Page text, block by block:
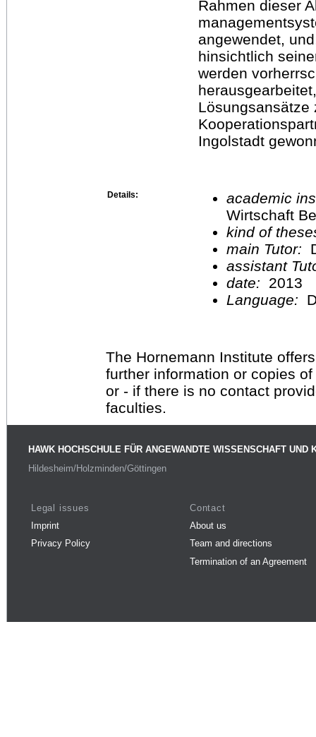
Rahmen dieser
angewendet,
hinsichtlich
werden
Lösungsansätze
Ingolstadt
Details:
academic
Wirtschaft
kind of
main Tutor:
assistant
date:
2013
Language:
The Hornemann Institute
further information or copies
or - if there is no contact
faculties.
HAWK HOCHSCHULE FÜR ANGEWANDTE WISSENSCHAFT UND
Hildesheim/Holzminden/Göttingen
Legal issues
Imprint
Privacy Policy
Contact
About us
Team and directions
Termination of an Agreement